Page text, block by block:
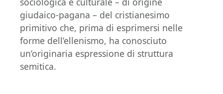
giudaico-pagana – del cristianesimo
primitivo che, prima di esprimersi nelle
forme dell’ellenismo, ha conosciuto
un’originaria espressione di struttura
semitica.